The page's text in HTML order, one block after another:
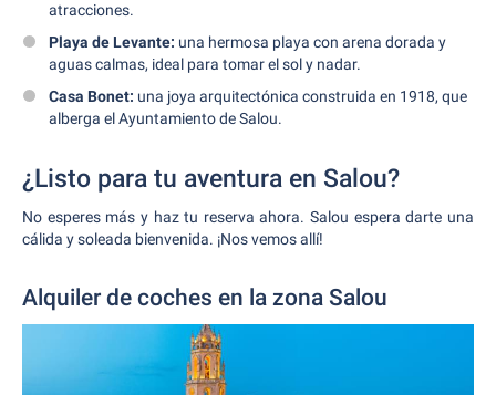
atracciones.
Playa de Levante: una hermosa playa con arena dorada y
aguas calmas, ideal para tomar el sol y nadar.
Casa Bonet: una joya arquitectónica construida en 1918, que
alberga el Ayuntamiento de Salou.
¿Listo para tu aventura en Salou?
No esperes más y haz tu reserva ahora. Salou espera darte una
cálida y soleada bienvenida. ¡Nos vemos allí!
Alquiler de coches en la zona Salou